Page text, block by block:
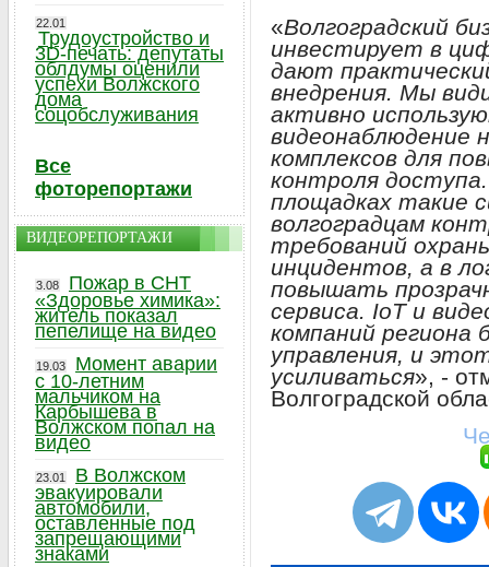
«Волгоградский
инвестирует в
дают
внедрения. Мы
активно
видеонаблюдение
комплексов для
контроля
площадках такие
волгоградцам
требований
инцидентов, а в
повышать
сервиса. IoT и
компаний региона
управления, и
усиливаться», -
Волгоградской
22.01
Трудоустройство и
3D-печать: депутаты
облдумы оценили
успехи Волжского
дома
соцобслуживания
Все
фоторепортажи
ВИДЕОРЕПОРТАЖИ
3.08
Пожар в СНТ
«Здоровье химика»:
житель показал
пепелище на видео
19.03
Момент аварии
с 10-летним
мальчиком на
Карбышева в
Волжском попал на
видео
23.01
В Волжском
эвакуировали
автомобили,
оставленные под
запрещающими
знаками